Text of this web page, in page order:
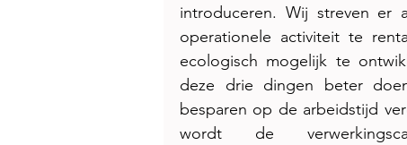
introduceren. Wij streven er
operationele activiteit te
ecologisch mogelijk te
deze drie dingen beter
besparen op de arbeidstijd
wordt de